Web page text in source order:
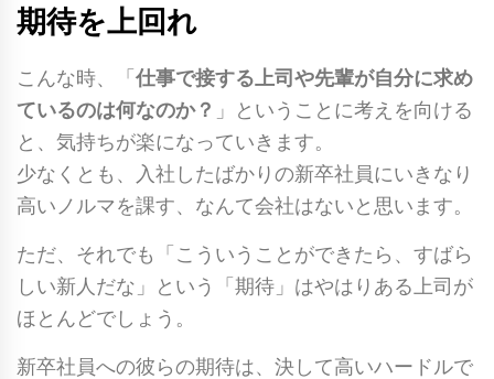
期待を上回れ
こんな時、「仕事で接する上司や先輩が自分に求め
ているのは何なのか？ 」ということに考えを向ける
と、気持ちが楽になっていきます。
少なくとも、入社したばかりの新卒社員にいきなり
高いノルマを課す、なんて会社はないと思います。
ただ、それでも「こういうことができたら、すばら
しい新人だな」という「期待」はやはりある上司が
ほとんどでしょう。
新卒社員への彼らの期待は、決して高いハードルで